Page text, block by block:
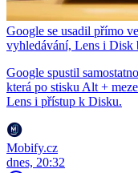
Google se usadil přímo
vyhledávání, Lens i Disk
Google spustil
která po stisku Alt +
Lens i přístup k Disku.
Mobify.cz
dnes, 20:32